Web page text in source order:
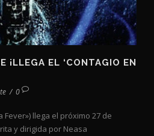
¡LLEGA EL ‘CONTAGIO EN
/ 0
Fever») llega el próximo 27 de
y dirigida por Neasa